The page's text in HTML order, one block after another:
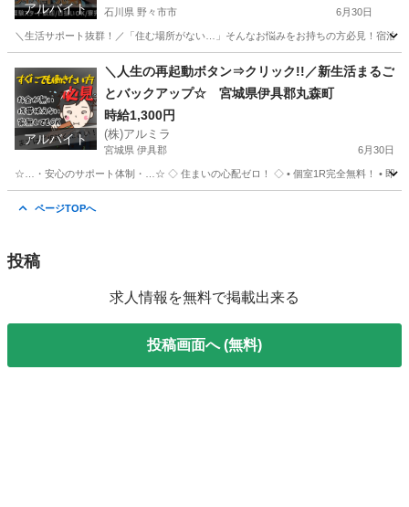
アルバイト 石川県 野々市市 6月30日
＼生活サポート抜群！／「住む場所がない…」そんなお悩みをお持ちの方必見！宿
倉庫 時給
アルバイト
＼人生の再起動ボタン⇒クリック!!／新生活まるご
とバックアップ☆ 宮城県伊具郡丸森町
時給1,300円
(株)アルミラ
宮城県 伊具郡 6月30日
☆…・安心のサポート体制・…☆ ◇ 住まいの心配ゼロ！ ◇ • 個室1R完全無料！ • 即日
ページTOPへ
投稿
求人情報を無料で掲載出来る
投稿画面へ (無料)